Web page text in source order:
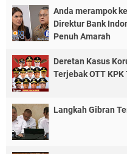
Anda merampok
Direktur Bank
Penuh Amarah
Deretan Kasus
Terjebak OTT
Langkah Gibran